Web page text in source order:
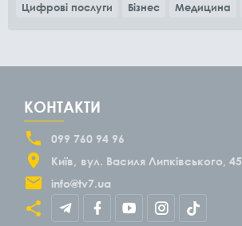
Цифрові послуги
Бізнес Медицина
КОНТАКТИ
099 760 94 96
Київ
вул. Василя Липківського, 45
info@tv7.ua